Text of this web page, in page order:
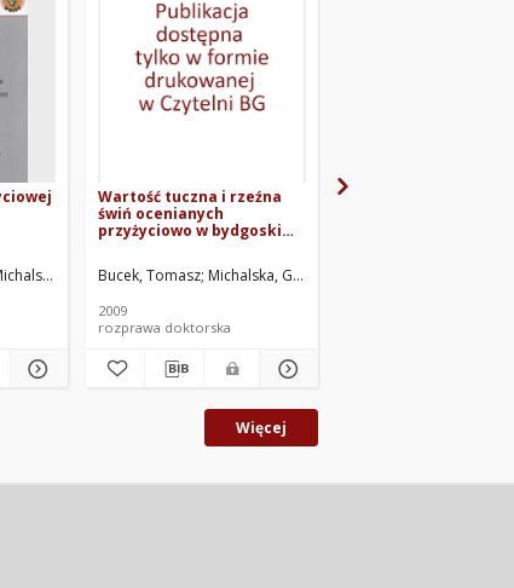
MirosławaPrzemysław Dariusz
Grażyna. Promotor
Wartość tuczna i rzeźna
świń ocenianych
przyżyciowo w bydgoskim
latach 2001-2006
Bucek, Tomasz Michalska, Grażyna. Promotor
2009
rozprawa doktorska
Więcej